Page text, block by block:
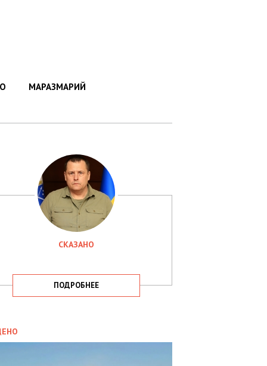
МАРАЗМАРИЙ
СКАЗАНО
ПОДРОБНЕЕ